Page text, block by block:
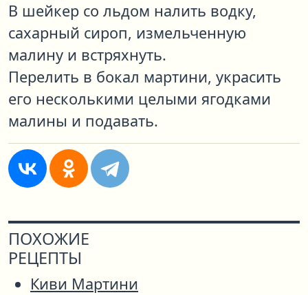
В шейкер со льдом налить водку,
сахарный сироп, измельченную
малину и встряхнуть.
Перелить в бокал мартини, украсить
его несколькими целыми ягодками
малины и подавать.
ПОХОЖИЕ
РЕЦЕПТЫ
Киви Мартини